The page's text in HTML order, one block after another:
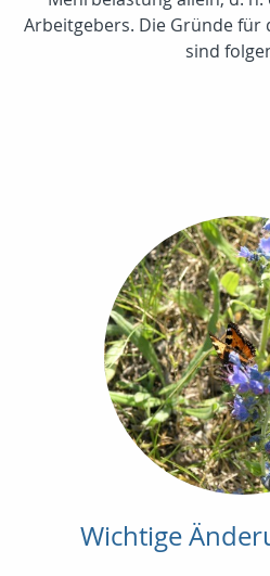
Arbeitgebers. Die Gründe für
sind
Wichtige